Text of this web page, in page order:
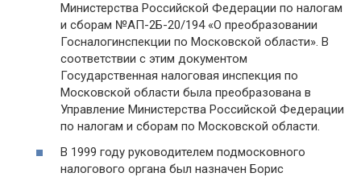
Министерства Российской Федерации по налогам
и сборам №АП-2Б-20/194 «О преобразовании
Госналогинспекции по Московской области». В
соответствии с этим документом
Государственная налоговая инспекция по
Московской области была преобразована в
Управление Министерства Российской Федерации
по налогам и сборам по Московской области.
В 1999 году руководителем подмосковного
налогового органа был назначен Борис